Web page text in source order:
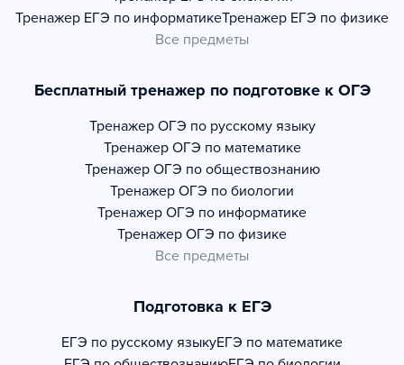
Тренажер ЕГЭ по информатикеТренажер ЕГЭ по физике
Все предметы
Бесплатный тренажер по подготовке к ОГЭ
Тренажер ОГЭ по русскому языку
Тренажер ОГЭ по математике
Тренажер ОГЭ по обществознанию
Тренажер ОГЭ по биологии
Тренажер ОГЭ по информатике
Тренажер ОГЭ по физике
Все предметы
Подготовка к ЕГЭ
ЕГЭ по русскому языкуЕГЭ по математике